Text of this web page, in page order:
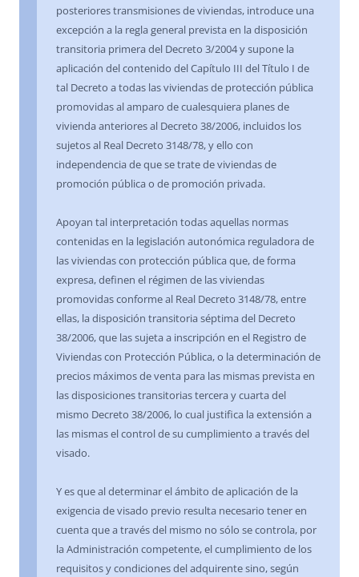
posteriores transmisiones de viviendas, introduce una
excepción a la regla general prevista en la disposición
transitoria primera del Decreto 3/2004 y supone la
aplicación del contenido del Capítulo III del Título I de
tal Decreto a todas las viviendas de protección pública
promovidas al amparo de cualesquiera planes de
vivienda anteriores al Decreto 38/2006, incluidos los
sujetos al Real Decreto 3148/78, y ello con
independencia de que se trate de viviendas de
promoción pública o de promoción privada.
Apoyan tal interpretación todas aquellas normas
contenidas en la legislación autonómica reguladora de
las viviendas con protección pública que, de forma
expresa, definen el régimen de las viviendas
promovidas conforme al Real Decreto 3148/78, entre
ellas, la disposición transitoria séptima del Decreto
38/2006, que las sujeta a inscripción en el Registro de
Viviendas con Protección Pública, o la determinación de
precios máximos de venta para las mismas prevista en
las disposiciones transitorias tercera y cuarta del
mismo Decreto 38/2006, lo cual justifica la extensión a
las mismas el control de su cumplimiento a través del
visado.
Y es que al determinar el ámbito de aplicación de la
exigencia de visado previo resulta necesario tener en
cuenta que a través del mismo no sólo se controla, por
la Administración competente, el cumplimiento de los
requisitos y condiciones del adquirente sino, según